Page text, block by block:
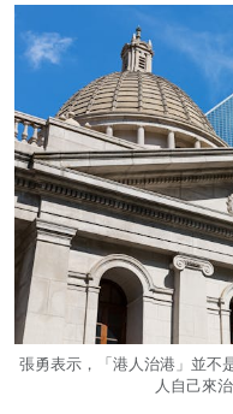
張勇表示，「港人治港」並不
人自己來